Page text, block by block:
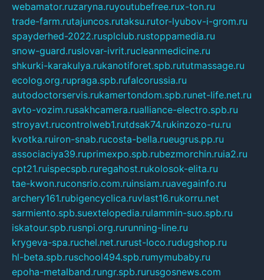
webamator.ruzaryna.ruyoutubefree.rux-ton.ru
trade-farm.rutajuncos.rutaksu.rutor-lyubov-i-grom.ru
spayderhed-2022.rusplclub.rustoppamedia.ru
snow-guard.ruslovar-ivrit.rucleanmedicine.ru
shkurki-karakulya.rukanotiforet.spb.rututmassage.ru
ecolog.org.rupraga.spb.rufalcorussia.ru
autodoctorservis.rukamertondom.spb.runet-life.net.ru
avto-vozim.rusakhcamera.rualliance-electro.spb.ru
stroyavt.rucontrolweb1.rutdsak74.rukinzozo-ru.ru
kvotka.ruiron-snab.rucosta-bella.rueugrus.pp.ru
associaciya39.ruprimexpo.spb.rubezmorchin.ruia2.ru
cpt21.ruispecspb.ruregahost.rukolosok-elita.ru
tae-kwon.ruconsrio.com.ruinsiam.ruavegainfo.ru
archery161.rubigencyclica.ruvlast16.rukorru.net
sarmiento.spb.suextelopedia.rulammin-suo.spb.ru
iskatour.spb.rusnpi.org.rurunning-line.ru
krygeva-spa.ruchel.net.rurust-loco.rudugshop.ru
hl-beta.spb.ruschool494.spb.rumymubaby.ru
epoha-metalband.rungr.spb.rurusgosnews.com